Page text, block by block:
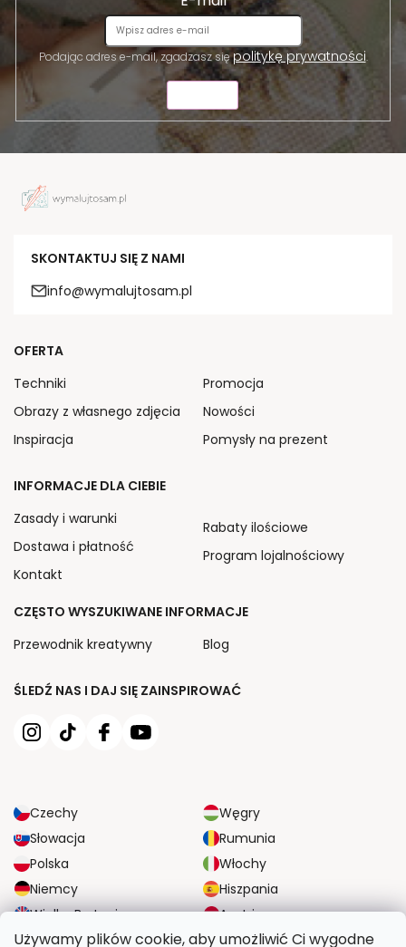
Używamy plików cookie, aby umożliwić Ci wygodne
Podając adres e-mail, zgadzasz siępolitykę prywatności.
SKONTAKTUJ SIĘ Z NAMI
info@wymalujtosam.pl
ŚLEDŹ NAS I DAJ SIĘ ZAINSPIROWAĆ
Czechy
Węgry
Słowacja
Rumunia
Polska
Włochy
Niemcy
Hiszpania
Wielka Brytania
Austria
OFERTA
Techniki
Obrazy z własnego zdjęcia
Inspiracja
Promocja
Nowości
Pomysły na prezent
INFORMACJE DLA CIEBIE
Zasady i warunki
Dostawa i płatność
Kontakt
Rabaty ilościowe
Program lojalnościowy
CZĘSTO WYSZUKIWANE INFORMACJE
Przewodnik kreatywny
Blog